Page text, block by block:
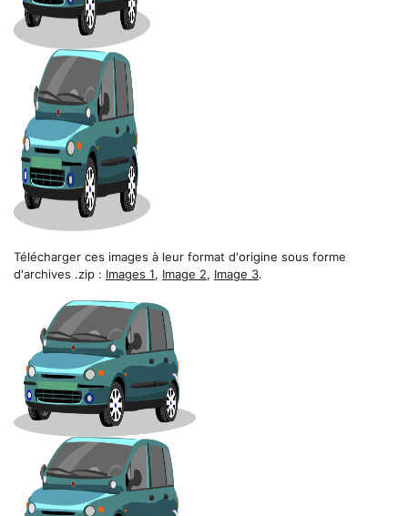
Télécharger ces images à leur format d'origine sous forme
d'archives .zip :
Images 1 , Image 2, Image 3.